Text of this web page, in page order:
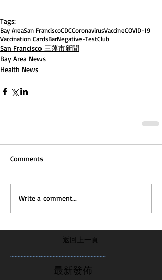
Tags:
Bay AreaSan FranciscoCDCCoronavirusVaccineCOVID-19
Vaccination CardsBarNegative-TestClub
San Francisco 三藩市新聞
Bay Area News
Health News
Comments
Write a comment...
返回上一頁
...............................................................
最新發佈